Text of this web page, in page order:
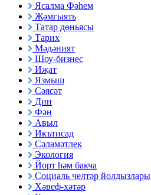
Ясалма Фәһем
Җәмгыять
Татар дөньясы
Тарих
Мәдәният
Шоу-бизнес
Иҗат
Язмыш
Сәясәт
Дин
Фән
Авыл
Икътисад
Сәламәтлек
Экология
Йорт һәм бакча
Социаль челтәр йолдызлары
Хәвеф-хәтәр